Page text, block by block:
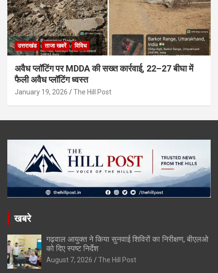
उत्तराखंड ताजा खबरें विविध
अवैध प्लॉटिंग पर MDDA की सख्त कार्रवाई, 22–27 बीघा में
फैली अवैध प्लॉटिंग ध्वस्त
January 19, 2026 The Hill Post
खबरे
गढ़वाल आयुक्त ने किया सुनवाई शिविरों का निरीक्षण, बीएलओ
को दिए स्पष्ट निर्देश
August 7, 2026 The Hill Post